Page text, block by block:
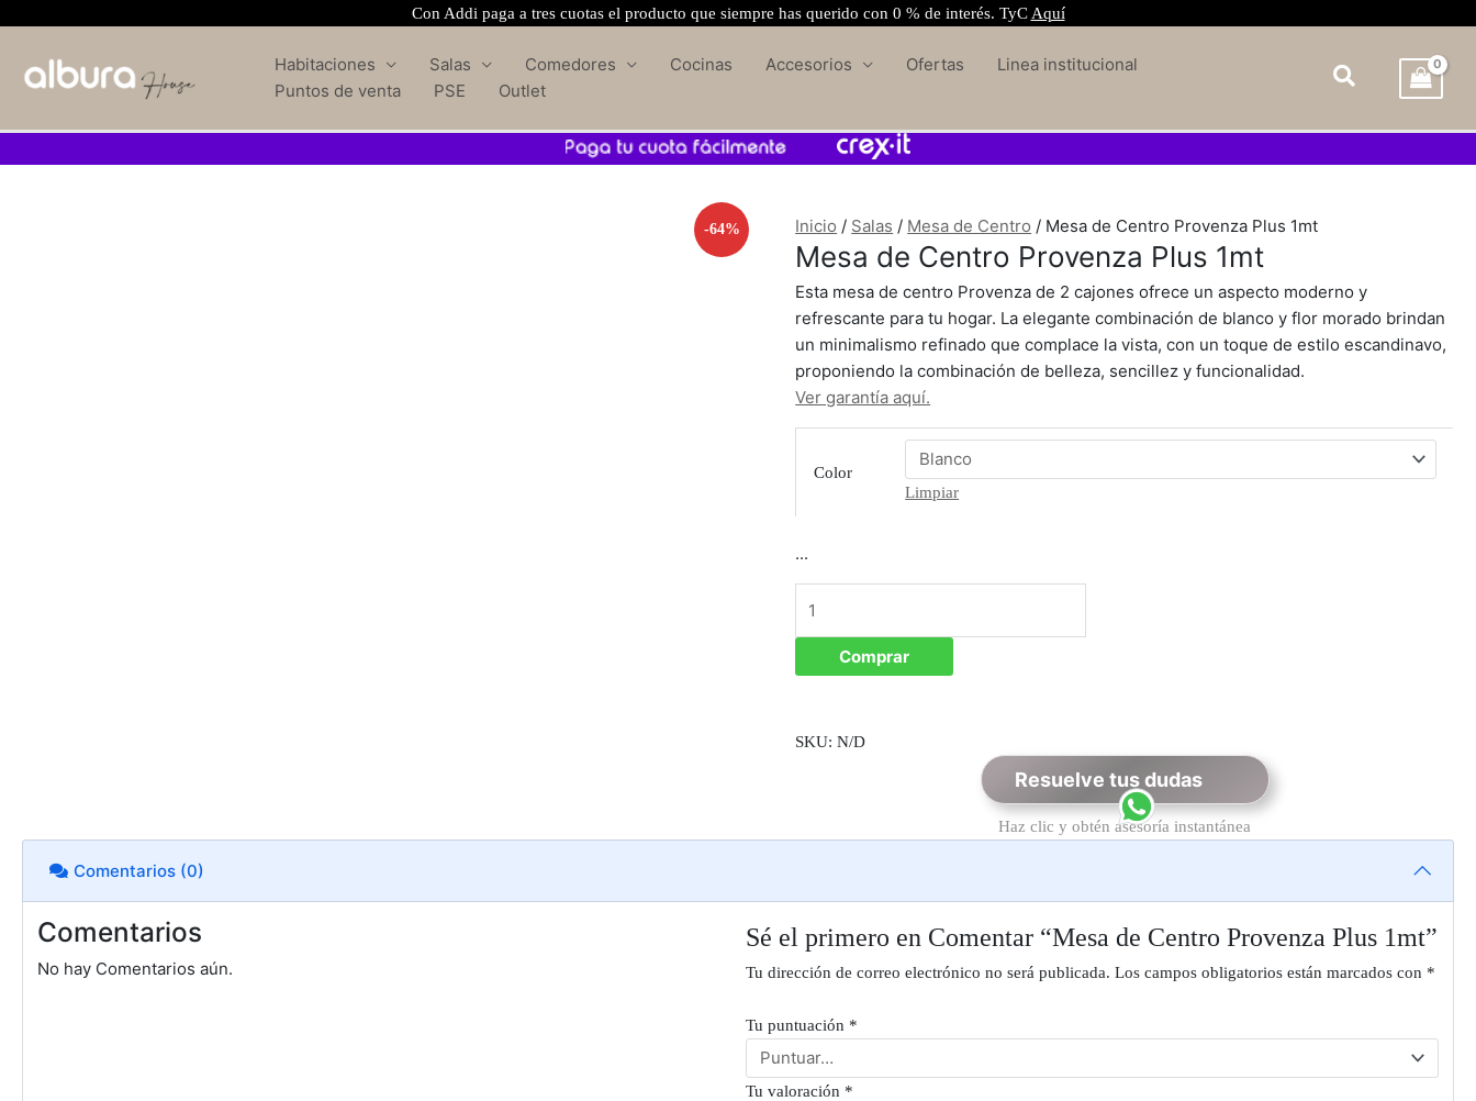
Con Addi paga a tres cuotas el producto que siempre has querido con 0 % de interés. TyC Aquí
Habitaciones Salas Comedores Cocinas Accesorios Ofertas
Linea institucional
Puntos de venta
PSE Outlet
-64% Inicio / Salas / Mesa de Centro / Mesa de Centro Provenza Plus 1mt
Mesa de Centro Provenza Plus 1mt
Esta mesa de centro Provenza de 2 cajones ofrece un aspecto moderno y
refrescante para tu hogar. La elegante combinación de blanco y flor morado brindan
un minimalismo refinado que complace la vista, con un toque de estilo escandinavo,
proponiendo la combinación de belleza, sencillez y funcionalidad.
Ver garantía aquí.
Color
Limpiar
...
Centro
Provenza
Plus
1mt
cantidad
Comprar
SKU:N/D
Resuelve tus dudas
Haz clic y obtén asesoría instantánea
Comentarios (0)
Comentarios
No hay Comentarios aún.
Sé el primero en Comentar “Mesa de Centro Provenza Plus 1mt”
Tu dirección de correo electrónico no será publicada. Los campos obligatorios están marcados con *
Tu puntuación *
Tu valoración *